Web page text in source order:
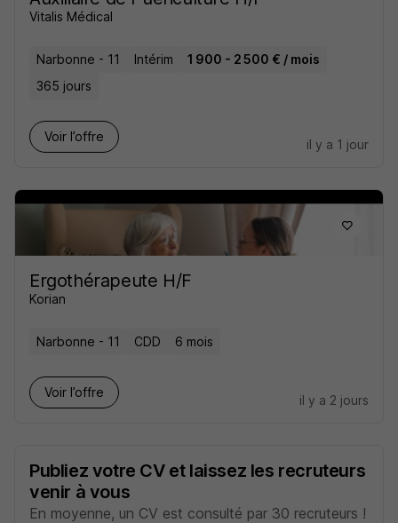
Vitalis Médical
Narbonne - 11 Intérim
1 900 - 2 500 € / mois
365 jours
Voir l’offre
il y a 1 jour
Ergothérapeute H/F
Korian
Narbonne - 11 CDD 6 mois
Voir l’offre
il y a 2 jours
Publiez votre CV et laissez les recruteurs
venir à vous
En moyenne, un CV est consulté par 30 recruteurs !